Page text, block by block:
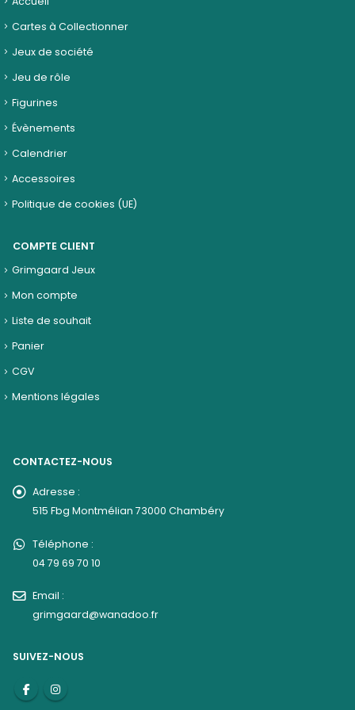
Cartes à Collectionner
Jeux de société
Jeu de rôle
Figurines
Évènements
Calendrier
Accessoires
Politique de cookies (UE)
COMPTE CLIENT
Grimgaard Jeux
Mon compte
Liste de souhait
Panier
CGV
Mentions légales
CONTACTEZ-NOUS
Adresse :
515 Fbg Montmélian 73000 Chambéry
Téléphone :
04 79 69 70 10
Email :
grimgaard@wanadoo.fr
SUIVEZ-NOUS